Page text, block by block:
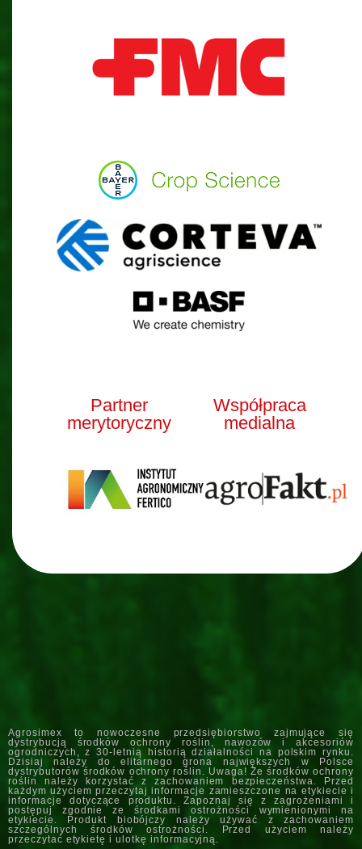
Partner
merytoryczny
Współpraca
medialna
Agrosimex to nowoczesne przedsiębiorstwo zajmujące się
dystrybucją środków ochrony roślin, nawozów i akcesoriów
ogrodniczych, z 30-letnią historią działalności na polskim rynku.
Dzisiaj należy do elitarnego grona największych w Polsce
dystrybutorów środków ochrony roślin. Uwaga! Ze środków ochrony
roślin należy korzystać z zachowaniem bezpieczeństwa. Przed
każdym użyciem przeczytaj informacje zamieszczone na etykiecie i
informacje dotyczące produktu. Zapoznaj się z zagrożeniami i
postępuj zgodnie ze środkami ostrożności wymienionymi na
etykiecie. Produkt biobójczy należy używać z zachowaniem
szczególnych środków ostrożności. Przed użyciem należy
przeczytać etykietę i ulotkę informacyjną.